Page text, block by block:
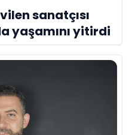
sanatçısı
yaşamını yitirdi